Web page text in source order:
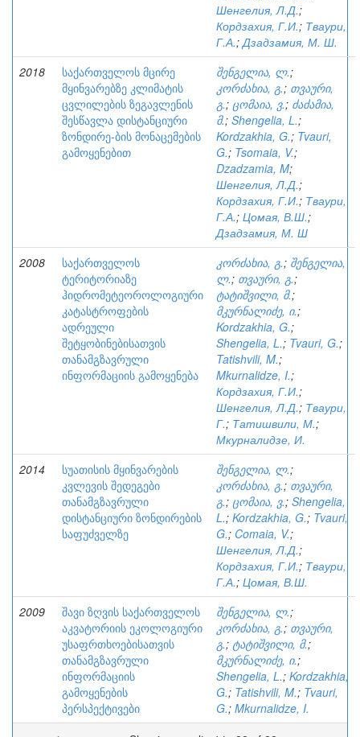
Шенгелия, Л.Д.;
Кордзахия, Г.И.; Тваури,
Г.А.;Дзадзамия, М. Ш.
2018
საქართველოს მცირე
მყინვარებზე კლიმატის
ცვლილების ზეგავლენის
შესწავლა დისტანციური
ზონდირე-ბის მონაცემების
გამოყენებით
შენგელია, ლ.;
კორძახია, გ.; თვაური,
გ.; ცომაია, ვ.; ძაძამია,
მ.; Shengelia, L.;
Kordzakhia, G.; Tvauri,
G.; Tsomaia, V.;
Dzadzamia, M;
Шенгелия, Л.Д.;
Кордзахия, Г.И.; Тваури,
Г.А.; Цомая, В.Ш.;
Дзадзамия, М. Ш
2008
საქართველოს
ტერიტორიაზე
ჰიდრომეტეოროლოგიური
კატასტროფების
ადრეული
შეტყობინებისათვის
თანამგზავრული
ინფორმაციის გამოყენება
კორძახია, გ.; შენგელია,
ლ.; თვაური, გ.;
ტატიშვილი, მ.;
მკურნალიძე, ი.;
Kordzakhia, G.;
Shengelia, L.; Tvauri, G.;
Tatishvili, M.;
Mkurnalidze, I.;
Кордзахия, Г.И.;
Шенгелия, Л.Д.; Тваури,
Г.; Татишвили, М.;
Мкурналидзе, И.
2014
სუათისის მყინვარების
კვლევის შედეგები
თანამგზავრული
დისტანციური ზონდირების
საფუძველზე
შენგელია, ლ.;
კორძახია, გ.; თვაური,
გ.; ცომაია, ვ.; Shengelia,
L.; Kordzakhia, G.; Tvauri,
G.; Comaia, V.;
Шенгелия, Л.Д.;
Кордзахия, Г.И.; Тваури,
Г.А.; Цомая, В.Ш.
2009
შავი ზღვის საქართველოს
აკვატორიის ეკოლოგიური
უსაფრთხოებისათვის
თანამგზავრული
ინფორმაციის
გამოყენების
პერსპექტივები
შენგელია, ლ.;
კორძახია, გ.; თვაური,
გ.; ტატიშვილი, მ.;
მკურნალიძე, ი.;
Shengelia, L.; Kordzakhia,
G.; Tatishvili, M.; Tvauri,
G.; Mkurnalidze, I.